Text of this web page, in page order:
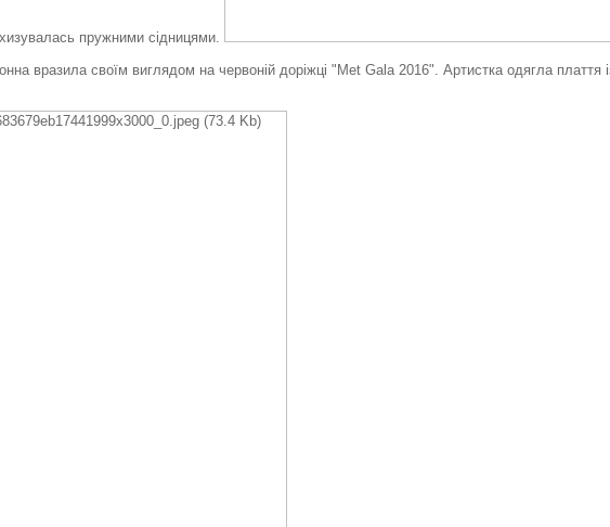
пружними сідницями.
вразила своїм виглядом на червоній доріжці "Met Gala 2016". Артистка одягла